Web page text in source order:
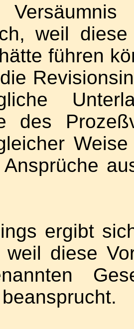
weil
führen
des
Ansprüche
ergibt
weil diese